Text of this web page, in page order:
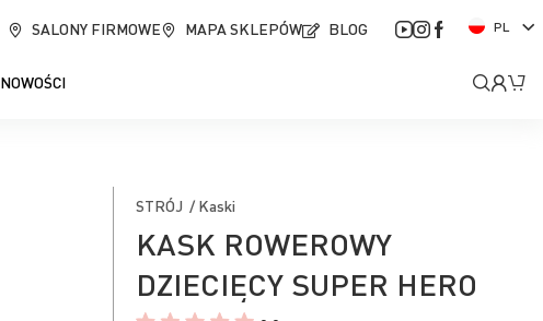
SALONY FIRMOWE MAPA SKLEPÓW BLOG
J
y
PL
NOWOŚCI
Moje
KASK ROWEROWY
DZIECIĘCY SUPER HERO
STRÓJ / Kaski